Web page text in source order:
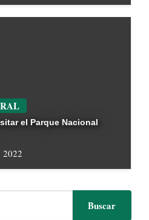
el Parque Nacional
2022